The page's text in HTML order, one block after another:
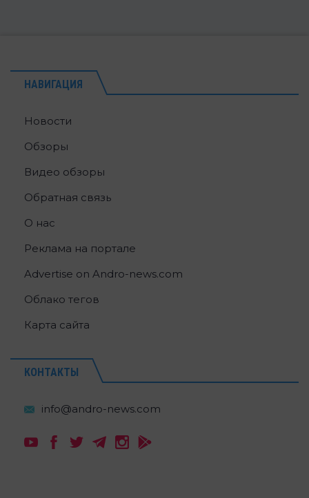
НАВИГАЦИЯ
Новости
Обзоры
Видео обзоры
Обратная связь
О нас
Реклама на портале
Advertise on Andro-news.com
Облако тегов
Карта сайта
КОНТАКТЫ